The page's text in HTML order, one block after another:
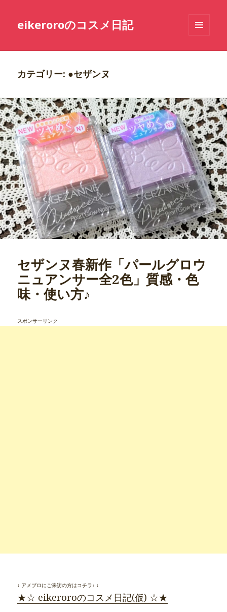
eikeroroのコスメ日記
ーとウ
カテゴリー: ●セザンヌ
セザンヌ春新作「パールグロウ
ニュアンサー全2色」質感・色
味・使い方♪
スポンサーリンク
↓ アメブロにご来訪の方はコチラ♪ ↓
★☆ eikeroroのコスメ日記(仮) ☆★